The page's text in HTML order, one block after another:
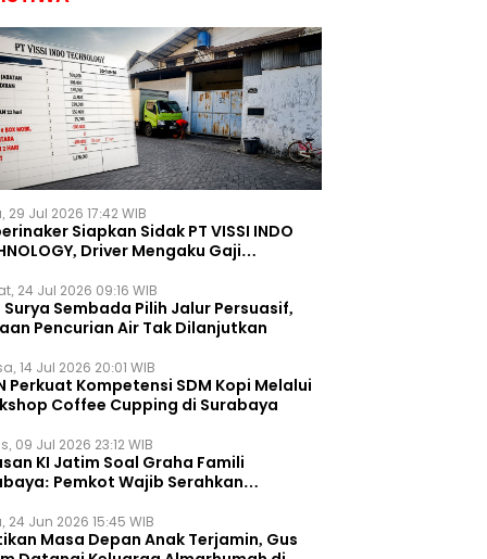
29 Jul 2026 17:42 WIB
Siapkan Sidak PT VISSI INDO
Driver Mengaku Gaji
24 Jul 2026 09:16 WIB
Surya Sembada Pilih Jalur Persuasif,
Pencurian Air Tak Dilanjutkan
14 Jul 2026 20:01 WIB
Perkuat Kompetensi SDM Kopi Melalui
Coffee Cupping di Surabaya
09 Jul 2026 23:12 WIB
KI Jatim Soal Graha Famili
Pemkot Wajib Serahkan
24 Jun 2026 15:45 WIB
Masa Depan Anak Terjamin, Gus